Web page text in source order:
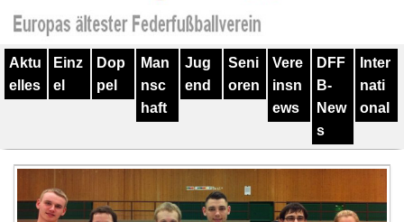
Verein
Geschichte
Training
Spieler
Aktu
elles
Einz
el
Dop
pel
Man
nsc
haft
Jug
end
Seni
oren
Vere
insn
ews
DFF
B-
New
s
Inter
nati
onal